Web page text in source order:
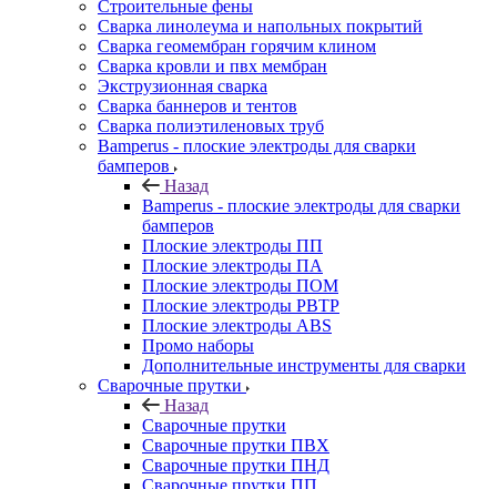
Строительные фены
Сварка линолеума и напольных покрытий
Сварка геомембран горячим клином
Сварка кровли и пвх мембран
Экструзионная сварка
Сварка баннеров и тентов
Сварка полиэтиленовых труб
Bamperus - плоские электроды для сварки
бамперов
Назад
Bamperus - плоские электроды для сварки
бамперов
Плоские электроды ПП
Плоские электроды ПА
Плоские электроды ПОМ
Плоские электроды РВТР
Плоские электроды ABS
Промо наборы
Дополнительные инструменты для сварки
Сварочные прутки
Назад
Сварочные прутки
Сварочные прутки ПВХ
Сварочные прутки ПНД
Сварочные прутки ПП